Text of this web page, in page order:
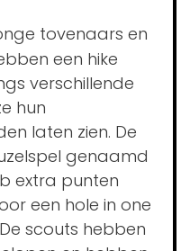
tovenaars en
een hike
verschillende
hun
laten zien. De
genaamd
extra punten
een hole in one
scouts hebben